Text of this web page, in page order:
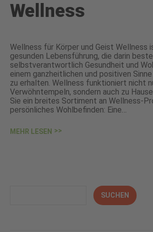
Wellness
Wellness für Körper und Geist Wellness
gesunden Lebensführung, die darin
selbstverantwortlich Gesundheit und
einem ganzheitlichen und positiven
zu erhalten. Wellness funktioniert nicht
Verwöhntempeln, sondern auch zu
Sie ein breites Sortiment an Wellness-
persönliches Wohlbefinden: Eine…
MEHR LESEN